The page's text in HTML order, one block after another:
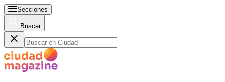
Secciones
Buscar